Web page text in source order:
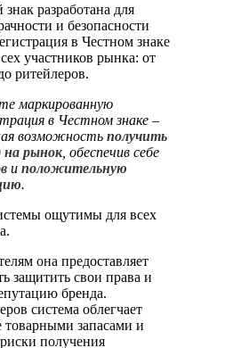
разработана для
и безопасности
в Честном знаке
участников рынка: от
ритейлеров.
маркированную
в Честном знаке –
возможность получить
на рынок, обеспечив себе
и положительную
.
ощутимы для всех
она предоставляет
защитить свои права и
бренда.
система облегчает
товарными запасами и
получения